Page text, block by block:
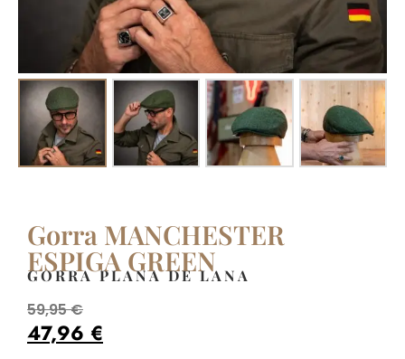
Gorra MANCHESTER
ESPIGA GREEN
GORRA PLANA DE LANA
59,95€
47,96 €